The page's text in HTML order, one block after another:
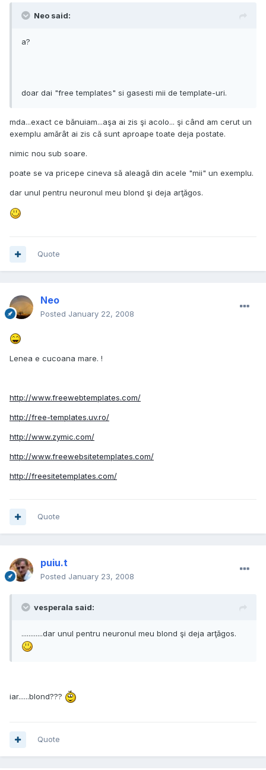
Neo said:
a?
doar dai "free templates" si gasesti mii de template-uri.
mda...exact ce bănuiam...aşa ai zis şi acolo... şi când am cerut un
exemplu amărât ai zis că sunt aproape toate deja postate.
nimic nou sub soare.
poate se va pricepe cineva să aleagă din acele "mii" un exemplu.
dar unul pentru neuronul meu blond şi deja arţăgos.
Quote
Neo
Posted January 22, 2008
Lenea e cucoana mare. !
http://www.freewebtemplates.com/
http://free-templates.uv.ro/
http://www.zymic.com/
http://www.freewebsitetemplates.com/
http://freesitetemplates.com/
Quote
puiu.t
Posted January 23, 2008
vesperala said:
............dar unul pentru neuronul meu blond şi deja arţăgos.
iar......blond???
Quote